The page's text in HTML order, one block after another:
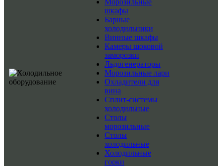
Морозильные
шкафы
Барные
холодильники
Винные шкафы
Камеры шоковой
заморозки
Льдогенераторы
Морозильные лари
Охладители для
вина
Сплит-системы
холодильные
Столы
морозильные
Столы
холодильные
Холодильные
горки